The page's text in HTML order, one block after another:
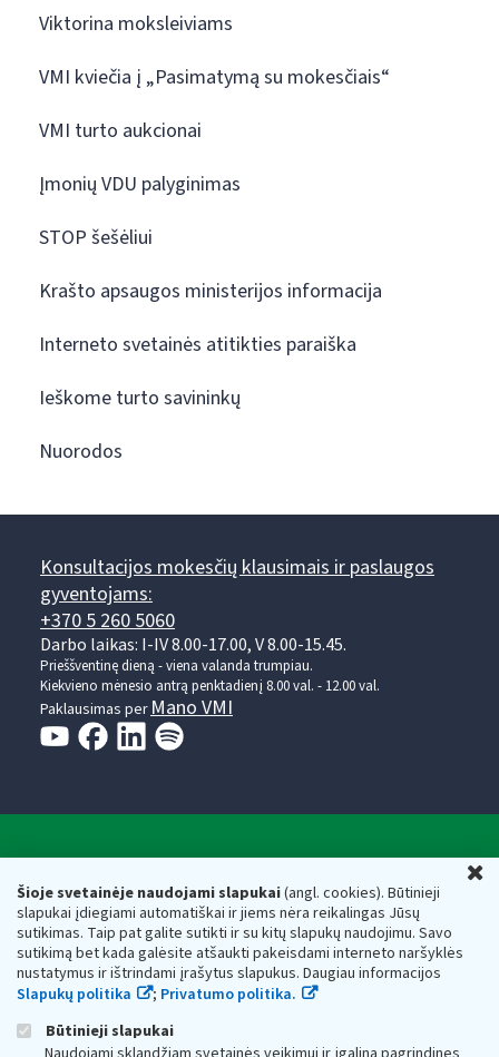
Šioje svetainėje naudojami slapukai(angl. cookies). Būtinieji
slapukai įdiegiami automatiškai ir jiems nėra reikalingas Jūsų
sutikimas. Taip pat galite sutikti ir su kitų slapukų naudojimu. Savo
sutikimą bet kada galėsite atšaukti pakeisdami interneto naršyklės
nustatymus ir ištrindami įrašytus slapukus. Daugiau informacijos
Slapukų politika
; Privatumo politika.
Būtinieji slapukai
Viktorina moksleiviams
VMI kviečia į „Pasimatymą su mokesčiais“
VMI turto aukcionai
Įmonių VDU palyginimas
STOP šešėliui
Krašto apsaugos ministerijos informacija
Interneto svetainės atitikties paraiška
Ieškome turto savininkų
Nuorodos
Konsultacijos mokesčių klausimais ir paslaugos
gyventojams:
+370 5 260 5060
Darbo laikas: I-IV 8.00-17.00, V 8.00-15.45.
Prieššventinę dieną - viena valanda trumpiau.
Kiekvieno mėnesio antrą penktadienį 8.00 val. - 12.00 val.
Paklausimas per Mano VMI
Respublikos finansų ministerijos
Biudžetinė įstaiga. Juridinio asmens kodas — 188659752,
adresas: Vasario 16-osios g. 14, 01107 Vilnius, Lietuva, el.paštas:
vmi@vmi.lt, E. pristatymo dėžutės adresas 188659752
Duomenys apie Valstybinę mokesčių inspekciją prie Lietuvos
Respublikos finansų ministerijos kaupiami ir saugomi Juridinių